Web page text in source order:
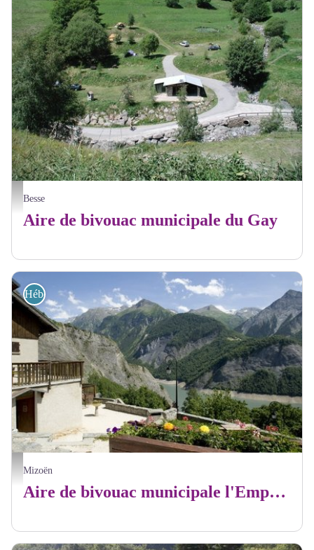
Aire de bivouac municipale du Gay
Besse
Aire de bivouac municipale du Gay
Aire municipale Bivouac Mizoën
Hébergements
Mizoën
Aire de bivouac municipale l'Emparis